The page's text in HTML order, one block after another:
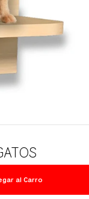
al Carro